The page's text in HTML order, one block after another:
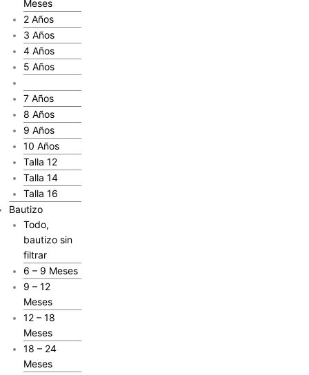
Meses
2 Años
3 Años
4 Años
5 Años
7 Años
8 Años
9 Años
10 Años
Talla 12
Talla 14
Talla 16
Bautizo
Todo,
bautizo sin
filtrar
6 – 9 Meses
9 – 12
Meses
12 – 18
Meses
18 – 24
Meses